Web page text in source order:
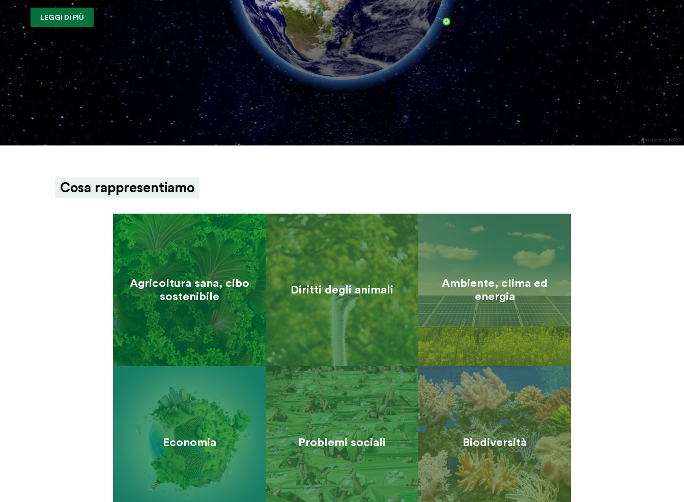
Images: © NASA
LEGGI DI PIÙ
Cosa rappresentiamo
Agri­coltura sana, cibo
soste­nibile
Diritti degli animali
Ambiente, clima ed
energia
Economia Problemi sociali Biodi­versità